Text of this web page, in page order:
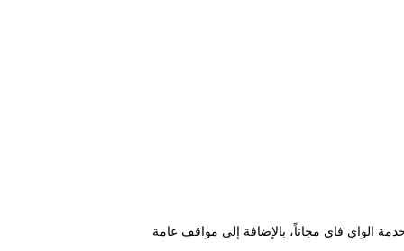
الواي فاي مجاناً، بالإضافة إلى مواقف عامة